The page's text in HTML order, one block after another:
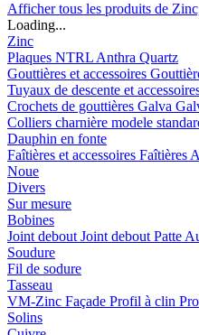
Afficher tous les produits de
Loading...
Zinc
Plaques NTRL Anthra Quartz
Gouttières et accessoires
Tuyaux de descente et
Crochets de gouttières Galva
Colliers charnière modele
Dauphin en fonte
Faîtières et accessoires Faîtières
Noue
Divers
Sur mesure
Bobines
Joint debout Joint debout Patte
Soudure
Fil de sodure
Tasseau
VM-Zinc Façade Profil à clin
Solins